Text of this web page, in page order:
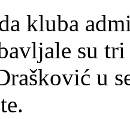
kluba
su
u